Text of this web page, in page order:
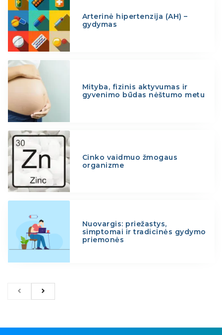
Arterinė hipertenzija (AH) –
gydymas
Mityba, fizinis aktyvumas ir
gyvenimo būdas nėštumo metu
Cinko vaidmuo žmogaus
organizme
Nuovargis: priežastys,
simptomai ir tradicinės gydymo
priemonės